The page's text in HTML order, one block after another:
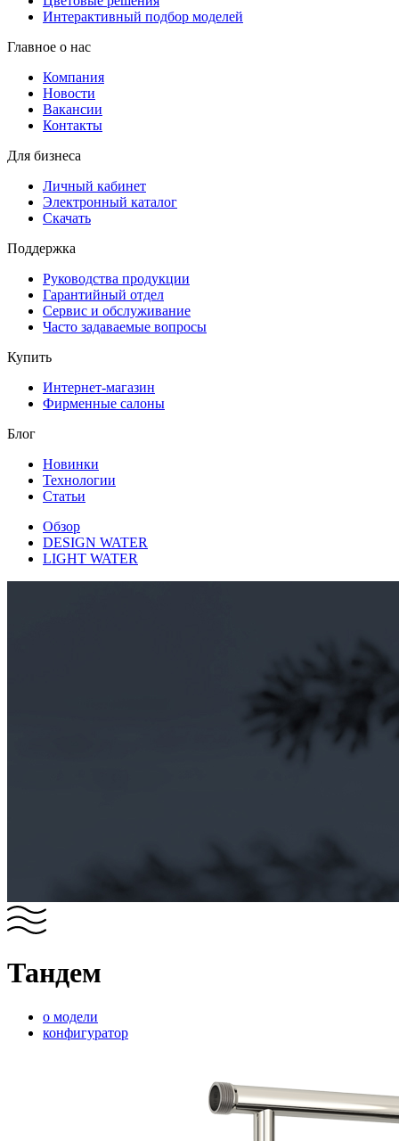
Интерактивный подбор моделей
Главное о нас
Компания
Новости
Вакансии
Контакты
Для бизнеса
Личный кабинет
Электронный каталог
Скачать
Поддержка
Руководства продукции
Гарантийный отдел
Сервис и обслуживание
Часто задаваемые вопросы
Купить
Интернет-магазин
Фирменные салоны
Блог
Новинки
Технологии
Статьи
Обзор
DESIGN WATER
LIGHT WATER
Тандем
о модели
конфигуратор